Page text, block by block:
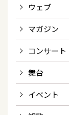
ウェブ
マガジン
コンサート
舞台
イベント